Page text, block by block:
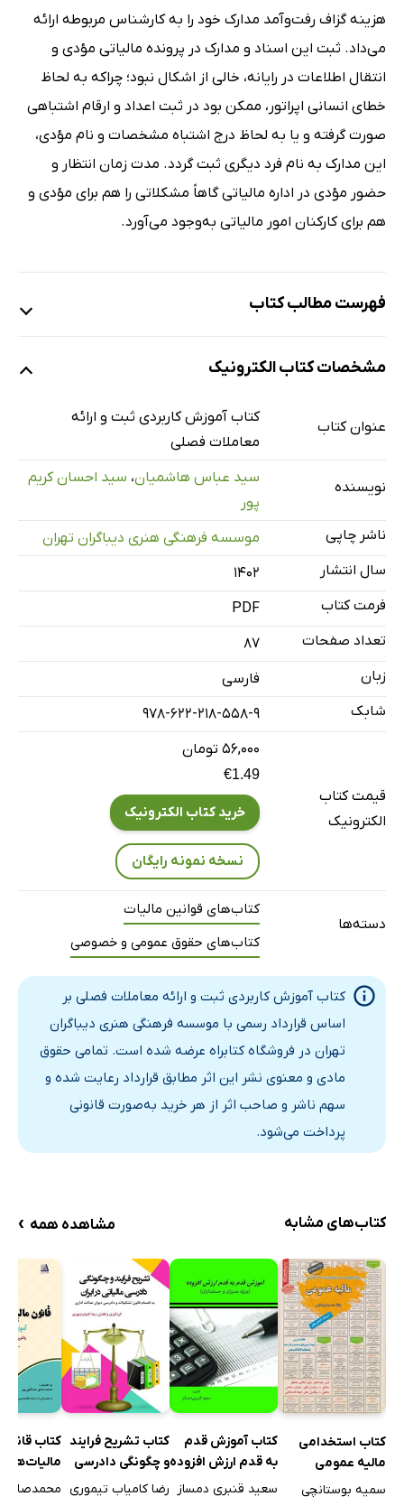
هزینه گزاف رفت‌وآمد مدارک خود را به کارشناس مربوطه ارائه
می‌داد. ثبت این اسناد و مدارک در پرونده مالیاتی مؤدی و
انتقال اطلاعات در رایانه، خالی از اشکال نبود؛ چراکه به لحاظ
خطای انسانی اپراتور، ممکن بود در ثبت اعداد و ارقام اشتباهی
صورت گرفته و یا به لحاظ درج اشتباه مشخصات و نام مؤدی،
این مدارک به نام فرد دیگری ثبت گردد. مدت زمان انتظار و
حضور مؤدی در اداره مالیاتی گاهاً مشکلاتی را هم برای مؤدی و
هم برای کارکنان امور مالیاتی به‌وجود می‌آورد.
فهرست مطالب کتاب
صورت معاملات فصلی چیست و قوانین مرتبط با آن چه
می‌باشد؟
تکالیف مؤدیان در صدور صورتحساب فروش کالا و خدمات و
جرائم درنظرگرفته شده در قانون گزارشات فصلی
فصل 2: نحوه تهیه و تنظیم صورت معاملات فصلی به‌صورت
تفضیلی
فصل 3:‌ پرسش و پاسخ سؤالات متداول
مشخصات کتاب الکترونیک
عنوان کتاب
کتاب آموزش کاربردی ثبت و ارائه
معاملات فصلی
نویسنده
سید عباس هاشمیان، سید احسان کریم
پور
ناشر چاپی
موسسه فرهنگی هنری دیباگران تهران
سال انتشار
۱۴۰۲
فرمت کتاب
PDF
تعداد صفحات
87
زبان
فارسی
شابک
978-622-218-558-9
قیمت کتاب
الکترونیک
۵۶,۰۰۰ تومان
€1.49
خرید کتاب الکترونیک
نسخه نمونه رایگان
دسته‌ها
کتاب‌های قوانین مالیات
کتاب‌های حقوق عمومی و خصوصی
کتاب آموزش کاربردی ثبت و ارائه معاملات فصلی بر
اساس قرارداد رسمی با موسسه فرهنگی هنری دیباگران
تهران در فروشگاه کتابراه عرضه شده است. تمامی حقوق
مادی و معنوی نشر این اثر مطابق قرارداد رعایت شده و
سهم ناشر و صاحب اثر از هر خرید به‌صورت قانونی
پرداخت می‌شود.
کتاب‌های مشابه مشاهده همه ›
کتاب استخدامی
مالیه عمومی
سمیه بوستانچی
کتاب آموزش قدم
به قدم ارزش افزوده
(ویژه مدیران و
سعید قنبری دمساز
کتاب تشریح فرایند
و چگونگی دادرسی
مالیاتی در ایران
رضا کامیاب تیموری
کتاب قانون
مالیات‌های
مستقیم: